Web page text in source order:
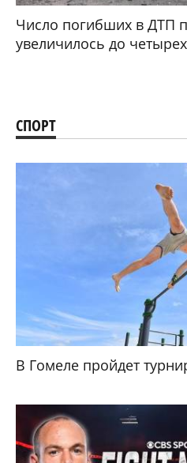
Число погибших в ДТП
увеличилось до четырех
СПОРТ
В Гомеле пройдет